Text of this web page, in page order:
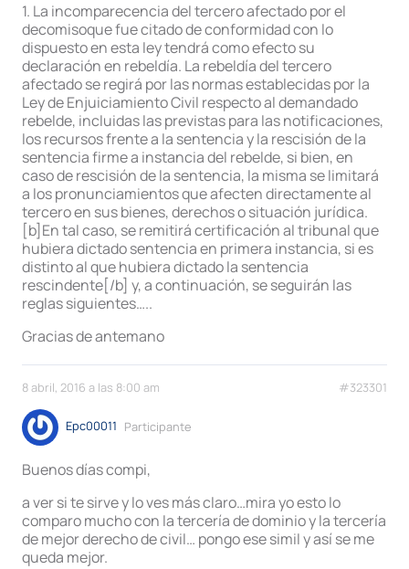
1. La incomparecencia del tercero afectado por el
decomisoque fue citado de conformidad con lo
dispuesto en esta ley tendrá como efecto su
declaración en rebeldía. La rebeldía del tercero
afectado se regirá por las normas establecidas por la
Ley de Enjuiciamiento Civil respecto al demandado
rebelde, incluidas las previstas para las notificaciones,
los recursos frente a la sentencia y la rescisión de la
sentencia firme a instancia del rebelde, si bien, en
caso de rescisión de la sentencia, la misma se limitará
a los pronunciamientos que afecten directamente al
tercero en sus bienes, derechos o situación jurídica.
[b]En tal caso, se remitirá certificación al tribunal que
hubiera dictado sentencia en primera instancia, si es
distinto al que hubiera dictado la sentencia
rescindente[/b] y, a continuación, se seguirán las
reglas siguientes…..
Gracias de antemano
8 abril, 2016 a las 8:00 am #323301
Epc00011 Participante
Buenos días compi,
a ver si te sirve y lo ves más claro…mira yo esto lo
comparo mucho con la tercería de dominio y la tercería
de mejor derecho de civil… pongo ese simil y así se me
queda mejor.